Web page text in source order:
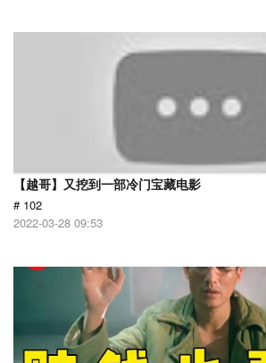
【越哥】又挖到一部冷门宝藏电影
# 102
2022-03-28 09:53